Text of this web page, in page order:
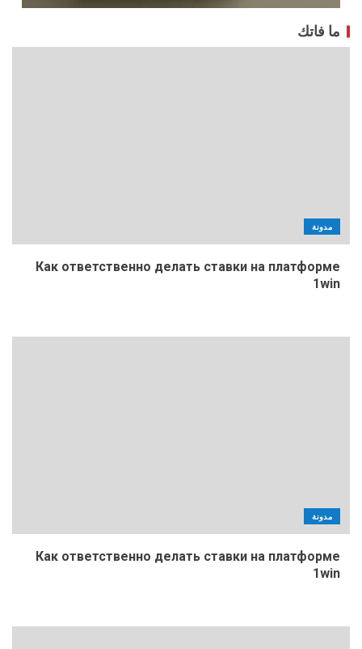
ما فاتك
مدونة
Как ответственно делать ставки на платформе
1win
مدونة
Как ответственно делать ставки на платформе
1win